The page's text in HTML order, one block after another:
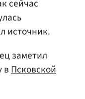
сейчас
источник.
заметил
в Псковской